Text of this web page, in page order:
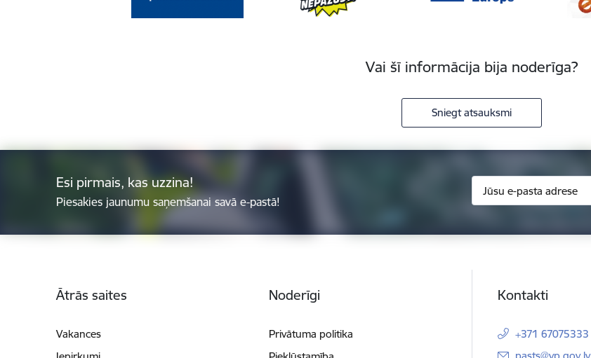
Vai šī informācija bija noderīga?
Sniegt atsauksmi
Esi pirmais, kas uzzina!
Piesakies jaunumu saņemšanai savā e-pastā!
Ātrās saites
Vakances
Noderīgi
Privātuma politika
Kontakti
+371 67075333
E-pasts: